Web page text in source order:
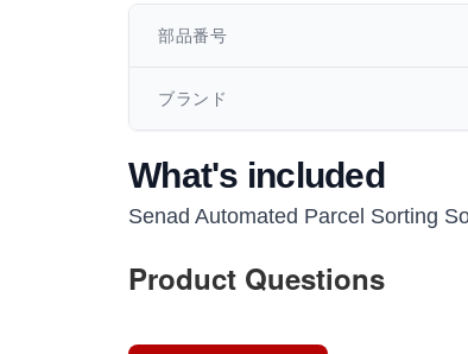
部品番号
ブランド
What's included
Senad Automated Parcel Sorting
Product Questions